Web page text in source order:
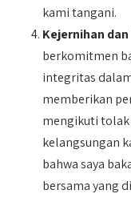
kami tangani.
Kejernihan
berkomitmen
integritas
memberikan
mengikuti tolak
kelangsungan
bahwa saya
bersama yang